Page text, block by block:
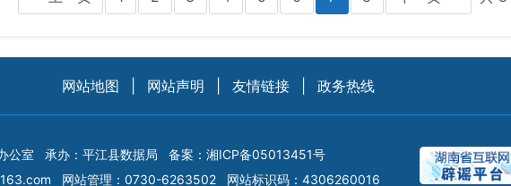
网站地图 网站声明 友情链接 政务热线
公室 承办：平江县数据局 备案： 湘ICP备05013451号
网站管理：0730-6263502 网站标识码：4306260016